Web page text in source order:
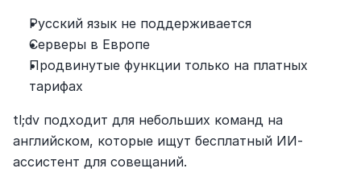
Русский язык не поддерживается
Серверы в Европе
Продвинутые функции только на платных
тарифах
tl;dv подходит для небольших команд на
английском, которые ищут бесплатный ИИ-
ассистент для совещаний.